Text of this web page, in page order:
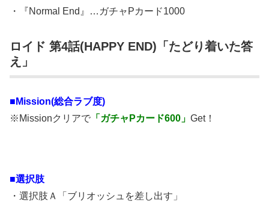
・『Normal End』…ガチャPカード1000
ロイド 第4話(HAPPY END)「たどり着いた答
え」
■Mission(総合ラブ度)
※Missionクリアで 「ガチャPカード600」 Get！
■選択肢
・選択肢Ａ「ブリオッシュを差し出す」